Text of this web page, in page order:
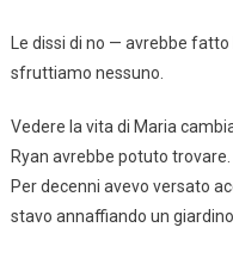
Le dissi di no — avrebbe fatto
sfruttiamo nessuno.
Vedere la vita di Maria
Ryan avrebbe potuto
Per decenni avevo versato
stavo annaffiando un giardino.